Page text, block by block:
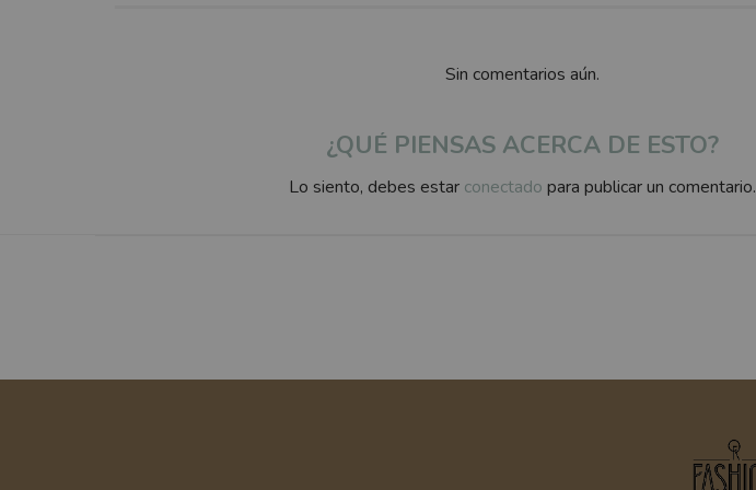
Sin comentarios aún.
¿QUÉ PIENSAS ACERCA DE ESTO?
Lo siento, debes estar conectado para publicar un comentario.